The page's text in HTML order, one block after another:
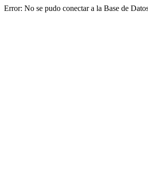
Error: No se pudo conectar a la Base de